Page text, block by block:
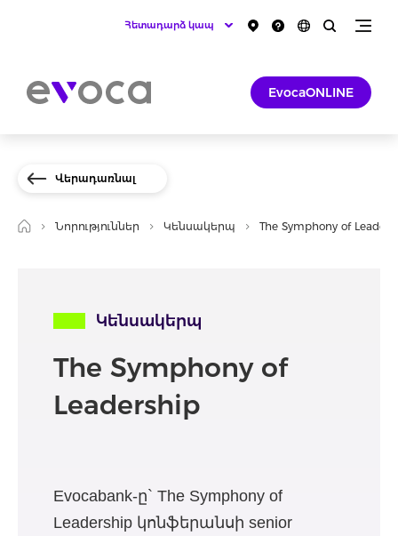
Հետադարձ կապ
EvocaONLINE
Վերադառնալ
Նորություններ Կենսակերպ The Symphony of
Կենսակերպ
The Symphony of
Leadership
Evocabank-ը` The Symphony of
Leadership կոնֆերանսի senior